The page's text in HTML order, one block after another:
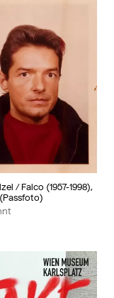
/ Falco (1957-1998),
Album